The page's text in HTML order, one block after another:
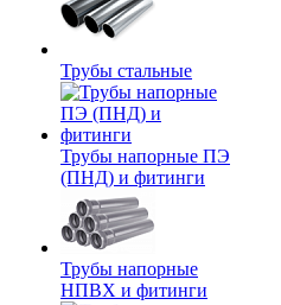
Трубы стальные
Трубы напорные ПЭ
(ПНД) и фитинги
Трубы напорные
НПВХ и фитинги